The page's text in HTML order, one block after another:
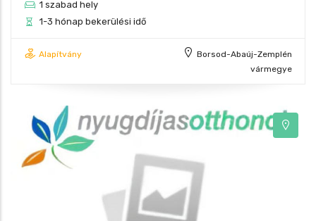
1 szabad hely
1-3 hónap bekerülési idő
Alapítvány
Borsod-Abaúj-Zemplén
vármegye